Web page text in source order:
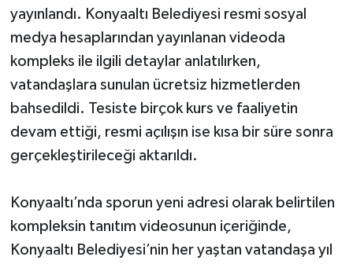
yayınlandı. Konyaaltı Belediyesi resmi sosyal
medya hesaplarından yayınlanan videoda
kompleks ile ilgili detaylar anlatılırken,
vatandaşlara sunulan ücretsiz hizmetlerden
bahsedildi. Tesiste birçok kurs ve faaliyetin
devam ettiği, resmi açılışın ise kısa bir süre sonra
gerçekleştirileceği aktarıldı.
Konyaaltı’nda sporun yeni adresi olarak belirtilen
kompleksin tanıtım videosunun içeriğinde,
Konyaaltı Belediyesi’nin her yaştan vatandaşa yıl